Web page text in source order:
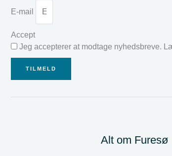
E-mail
Accept
Jeg accepterer at modtage nyhedsbreve.
TILMELD
Alt om Furesø